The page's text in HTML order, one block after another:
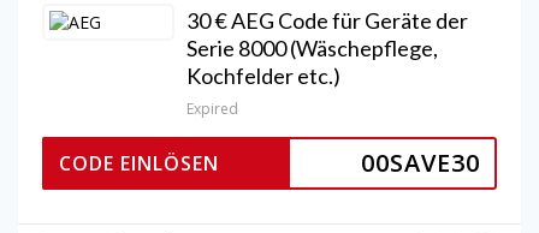
30 € AEG Code für Geräte der
Serie 8000 (Wäschepflege,
Kochfelder etc.)
Expired
00SAVE30
CODE EINLÖSEN